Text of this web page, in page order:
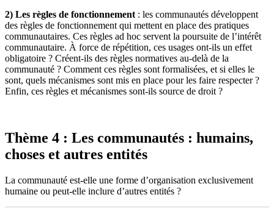
2) Les règles de fonctionnement : les communautés développent
des règles de fonctionnement qui mettent en place des pratiques
communautaires. Ces règles ad hoc servent la poursuite de l’intérêt
communautaire. À force de répétition, ces usages ont-ils un effet
obligatoire ? Créent-ils des règles normatives au-delà de la
communauté ? Comment ces règles sont formalisées, et si elles le
sont, quels mécanismes sont mis en place pour les faire respecter ?
Enfin, ces règles et mécanismes sont-ils source de droit ?
Thème 4 : Les communautés : humains,
choses et autres entités
La communauté est-elle une forme d’organisation exclusivement
humaine ou peut-elle inclure d’autres entités ?